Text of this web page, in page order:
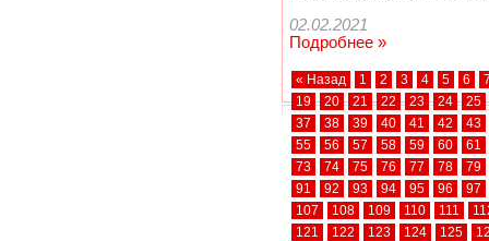
02.02.2021
Подробнее »
« Назад 1 2 3 4 5 6
19
20 21 22 23 24
25
37
38 39 40 41 42
43
55
56 57 58 59 60
61
73
74 75 76 77 78
79
91
92 93 94 95 96
97
107
108 109 110 111
121
122 123 124 125